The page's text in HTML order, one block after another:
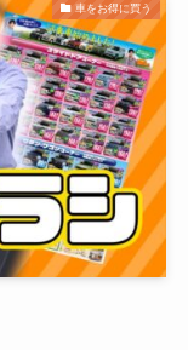
車をお得に買う